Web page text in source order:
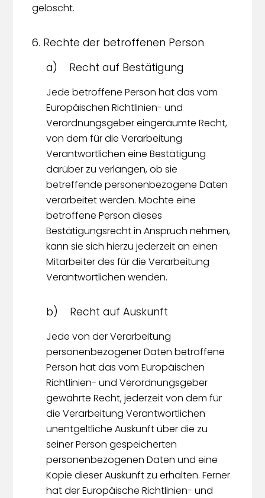
gelöscht.
6. Rechte der betroffenen Person
a) Recht auf Bestätigung
Jede betroffene Person hat das vom
Europäischen Richtlinien- und
Verordnungsgeber eingeräumte Recht,
von dem für die Verarbeitung
Verantwortlichen eine Bestätigung
darüber zu verlangen, ob sie
betreffende personenbezogene Daten
verarbeitet werden. Möchte eine
betroffene Person dieses
Bestätigungsrecht in Anspruch nehmen,
kann sie sich hierzu jederzeit an einen
Mitarbeiter des für die Verarbeitung
Verantwortlichen wenden.
b) Recht auf Auskunft
Jede von der Verarbeitung
personenbezogener Daten betroffene
Person hat das vom Europäischen
Richtlinien- und Verordnungsgeber
gewährte Recht, jederzeit von dem für
die Verarbeitung Verantwortlichen
unentgeltliche Auskunft über die zu
seiner Person gespeicherten
personenbezogenen Daten und eine
Kopie dieser Auskunft zu erhalten. Ferner
hat der Europäische Richtlinien- und